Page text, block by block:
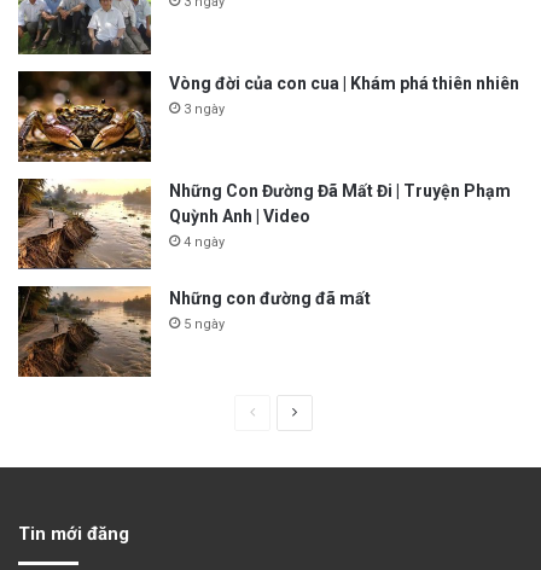
Vòng đời của con cua | Khám phá thiên nhiên
3 ngày
Những Con Đường Đã Mất Đi | Truyện Phạm
Quỳnh Anh | Video
4 ngày
Những con đường đã mất
5 ngày
Tin mới đăng